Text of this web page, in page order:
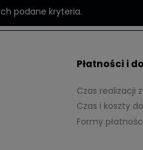
podane kryteria.
Płatności i
Czas realizacji
Czas i koszty
Formy